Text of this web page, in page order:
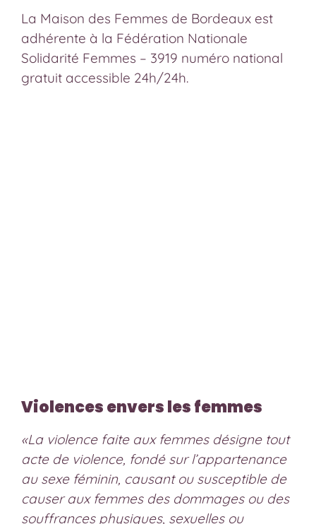
La Maison des Femmes de Bordeaux est
adhérente à la Fédération Nationale
Solidarité Femmes – 3919 numéro national
gratuit accessible 24h/24h.
Violences envers les femmes
«La violence faite aux femmes désigne tout
acte de violence, fondé sur l’appartenance
au sexe féminin, causant ou susceptible de
causer aux femmes des dommages ou des
souffrances physiques, sexuelles ou